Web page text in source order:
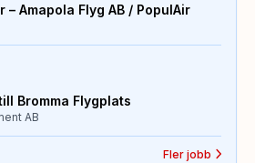
Amapola Flyg AB / PopulAir
Bromma Flygplats
AB
Fler jobb